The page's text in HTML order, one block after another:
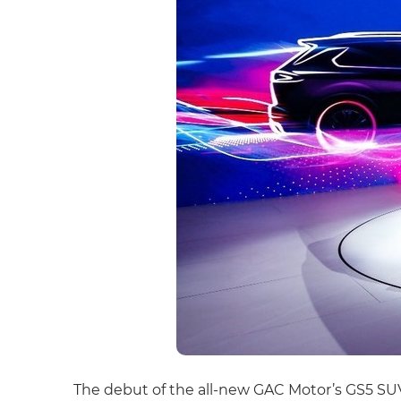
The debut of the all-new GAC Motor’s GS5